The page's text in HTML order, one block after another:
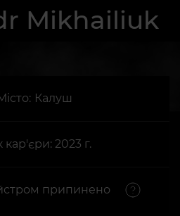
Mikhailiuk
Калуш
кар'єри: 2023 г.
припинено